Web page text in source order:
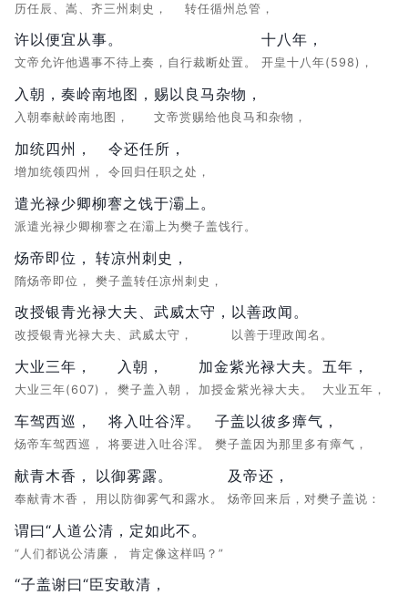
历任辰、嵩、齐三州刺史， 转任循州总管，
许以便宜从事。
文帝允许他遇事不待上奏，自行裁断处置。
十八年，
开皇十八年(598)，
入朝，奏岭南地图，
入朝奉献岭南地图，
赐以良马杂物，
文帝赏赐给他良马和杂物，
加统四州，
增加统领四州，
令还任所，
令回归任职之处，
遣光禄少卿柳謇之饯于灞上。
派遣光禄少卿柳謇之在灞上为樊子盖饯行。
炀帝即位，
隋炀帝即位，
转凉州刺史，
樊子盖转任凉州刺史，
改授银青光禄大夫、武威太守，
改授银青光禄大夫、武威太守，
以善政闻。
以善于理政闻名。
大业三年，
大业三年(607)，
入朝，
樊子盖入朝，
加金紫光禄大夫。
加授金紫光禄大夫。
五年，
大业五年，
车驾西巡，
炀帝车驾西巡，
将入吐谷浑。
将要进入吐谷浑。
子盖以彼多瘴气，
樊子盖因为那里多有瘴气，
献青木香，
奉献青木香，
以御雾露。
用以防御雾气和露水。
及帝还，
炀帝回来后，对樊子盖说：
谓曰“人道公清，
“人们都说公清廉，
定如此不。
肯定像这样吗？”
“子盖谢曰“臣安敢清，